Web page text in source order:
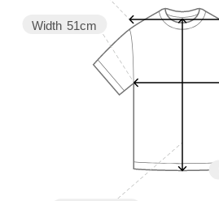
Width 51cm